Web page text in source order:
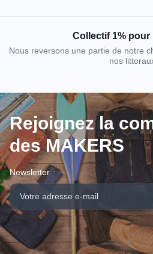
Collectif 1% pour
Nous reversons une partie de notre
nos
Rejoignez la
des MAKERS
Newsletter